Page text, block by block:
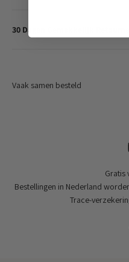
30 Dagen Gemakkelijk
Gratis
Bestellingen in Nederland
Trace-